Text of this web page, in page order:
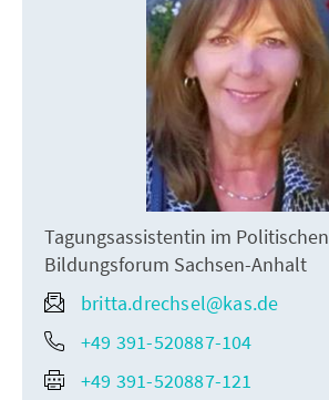
Tagungsassistentin im Politischen
Bildungsforum Sachsen-Anhalt
britta.drechsel@kas.de
+49 391-520887-104
+49 391-520887-121